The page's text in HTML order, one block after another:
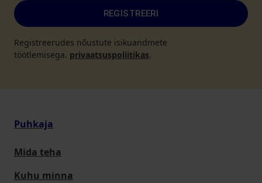
REGISTREERI
Registreerudes nõustute isikuandmete
töötlemisega. privaatsuspoliitikas.
Puhkaja
Mida teha
Kuhu minna